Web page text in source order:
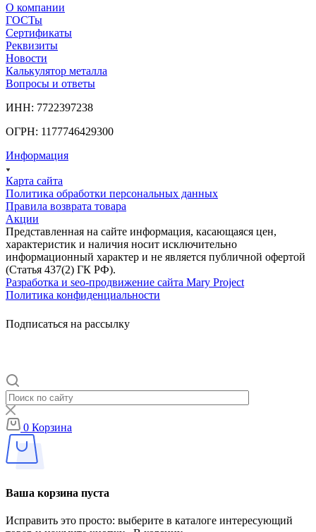
О компании
ГОСТы
Сертификаты
Реквизиты
Новости
Калькулятор металла
Вопросы и ответы
ИНН: 7722397238
ОГРН: 1177746429300
Информация
Карта сайта
Политика обработки персональных данных
Правила возврата товара
Акции
Представленная на сайте информация, касающаяся цен,
характеристик и наличия носит исключительно
информационный характер и не является публичной офертой
(Статья 437(2) ГК РФ).
Разработка и seo-продвижение сайта Mary Project
Политика конфиденциальности
Подписаться на рассылку
0 Корзина
Ваша корзина пуста
Исправить это просто: выберите в каталоге интересующий